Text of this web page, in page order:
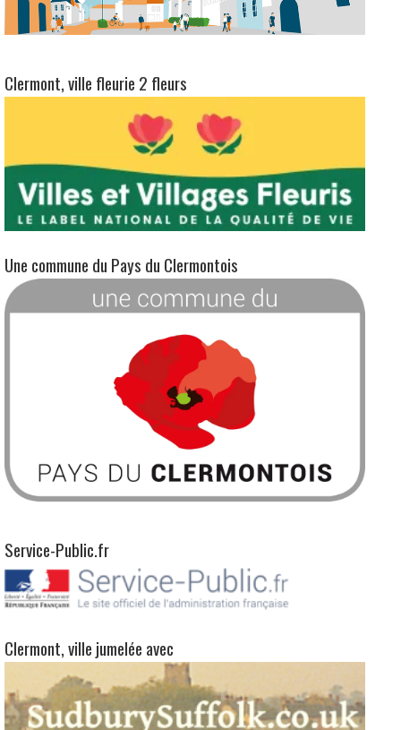
Clermont, ville fleurie 2 fleurs
Une commune du Pays du Clermontois
Service-Public.fr
Clermont, ville jumelée avec